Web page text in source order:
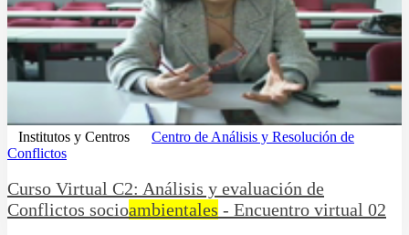
Institutos y Centros
Centro de Análisis y Resolución de
Conflictos
Curso Virtual C2: Análisis y evaluación de
Conflictos socioambientales - Encuentro virtual 02